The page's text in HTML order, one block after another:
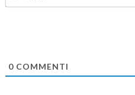
0COMMENTI